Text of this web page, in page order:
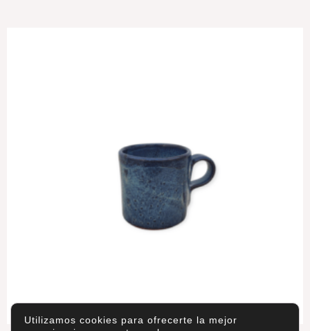
Utilizamos cookies para ofrecerte la mejor